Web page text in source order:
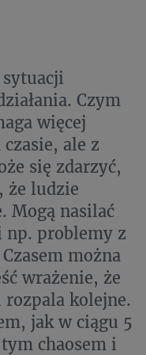
Czym
więcej
ale z
się zdarzyć,
że ludzie
Mogą nasilać
np. problemy z
można
wrażenie, że
rozpala kolejne.
jak w ciągu 5
chaosem i